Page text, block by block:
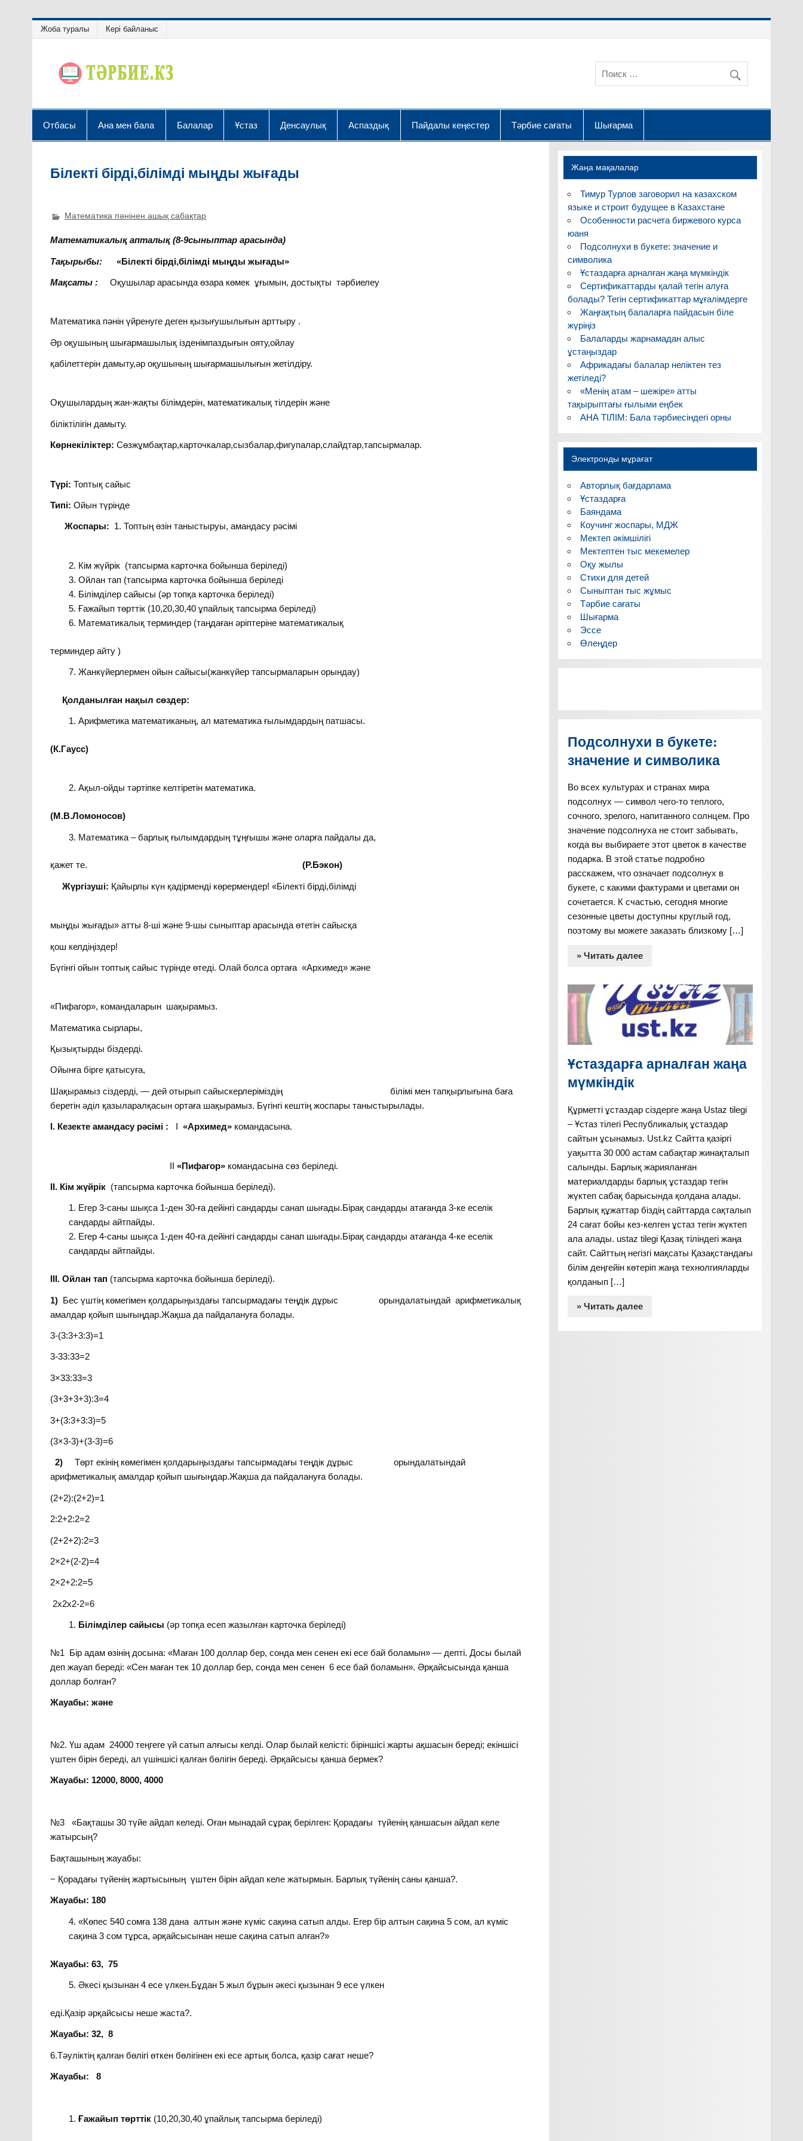
Жоба туралы Кері байланыс
Отбасы Ана мен бала Балалар Ұстаз Денсаулық Аспаздық Пайдалы кеңестер Тәрбие сағаты Шығарма
Білекті бірді,білімді мыңды жығады
Математика пәнінен ашық сабақтар
Математикалық апталық (8-9сыныптар арасында)
Тақырыбы: «Білекті бірді,білімді мыңды жығады»
Мақсаты : Оқушылар арасында өзара көмек ұғымын, достықты тәрбиелеу
Математика пәнін үйренуге деген қызығушылығын арттыру .
Әр оқушының шығармашылық ізденімпаздығын ояту,ойлау
қабілеттерін дамыту,әр оқушының шығармашылығын жетілдіру.
Оқушылардың жан-жақты білімдерін, математикалық тілдерін және
біліктілігін дамыту.
Көрнекіліктер:Сөзжұмбақтар,карточкалар,сызбалар,фигупалар,слайдтар,тапсырмалар.
Түрі: Топтық сайыс
Типі: Ойын түрінде
Жоспары: 1. Топтың өзін таныстыруы, амандасу рәсімі
Кім жүйрік (тапсырма карточка бойынша беріледі)
Ойлан тап (тапсырма карточка бойынша беріледі
Білімділер сайысы (әр топқа карточка беріледі)
Ғажайып төрттік (10,20,30,40 ұпайлық тапсырма беріледі)
Математикалық терминдер (таңдаған әріптеріне математикалық
терминдер айту )
Жанкүйерлермен ойын сайысы(жанкүйер тапсырмаларын орындау)
Қолданылған нақыл сөздер:
Арифметика математиканың, ал математика ғылымдардың патшасы.
(К.Гаусс)
Ақыл-ойды тәртіпке келтіретін математика.
(М.В.Ломоносов)
Математика – барлық ғылымдардың тұңғышы және оларға пайдалы да,
қажет те.(Р.Бэкон)
Жүргізуші: Қайырлы күн қадірменді көрермендер! «Білекті бірді,білімді
мыңды жығады» атты 8-ші және 9-шы сыныптар арасында өтетін сайысқа
қош келдіңіздер!
Бүгінгі ойын топтық сайыс түрінде өтеді. Олай болса ортаға «Архимед» және
«Пифагор», командаларын шақырамыз.
Математика сырлары,
Қызықтырды біздерді.
Ойынға бірге қатысуға,
Шақырамыз сіздерді, — дей отырып сайыскерлеріміздің білімі мен тапқырлығына баға
беретін әділ қазыларалқасын ортаға шақырамыз. Бүгінгі кештің жоспары таныстырылады.
І. Кезекте амандасу рәсімі : І«Архимед» командасына.
ІІ«Пифагор» командасына сөз беріледі.
ІІ. Кім жүйрік (тапсырма карточка бойынша беріледі).
Егер 3-саны шықса 1-ден 30-ға дейінгі сандарды санап шығады.Бірақ сандарды атағанда 3-ке еселік
сандарды айтпайды.
Егер 4-саны шықса 1-ден 40-ға дейінгі сандарды санап шығады.Бірақ сандарды атағанда 4-ке еселік
сандарды айтпайды.
ІІІ. Ойлан тап (тапсырма карточка бойынша беріледі).
1) Бес үштің көмегімен қолдарыңыздағы тапсырмадағы теңдік дұрыс орындалатындай арифметикалық
амалдар қойып шығыңдар.Жақша да пайдалануға болады.
3-(3:3+3:3)=1
3-33:33=2
3×33:33=3
(3+3+3+3):3=4
3+(3:3+3:3)=5
(3×3-3)+(3-3)=6
2)
Төрт екінің көмегімен қолдарыңыздағы тапсырмадағы теңдік дұрыс орындалатындай
арифметикалық амалдар қойып шығыңдар.Жақша да пайдалануға болады.
(2+2):(2+2)=1
2:2+2:2=2
(2+2+2):2=3
2×2+(2-2)=4
2×2+2:2=5
2x2x2-2=6
Білімділер сайысы (әр топқа есеп жазылған карточка беріледі)
№1 Бір адам өзінің досына: «Маған 100 доллар бер, сонда мен сенен екі есе бай боламын» — депті. Досы былай
деп жауап береді: «Сен маған тек 10 доллар бер, сонда мен сенен 6 есе бай боламын». Әрқайсысында қанша
доллар болған?
Жауабы: және
№2. Үш адам 24000 теңгеге үй сатып алғысы келді. Олар былай келісті: біріншісі жарты ақшасын береді; екіншісі
үштен бірін береді, ал үшіншісі қалған бөлігін береді. Әрқайсысы қанша бермек?
Жауабы: 12000, 8000, 4000
№3 «Бақташы 30 түйе айдап келеді. Оған мынадай сұрақ берілген: Қорадағы түйенің қаншасын айдап келе
жатырсың?
Бақташының жауабы:
− Қорадағы түйенің жартысының үштен бірін айдап келе жатырмын. Барлық түйенің саны қанша?.
Жауабы: 180
«Көпес 540 сомға 138 дана алтын және күміс сақина сатып алды. Егер бір алтын сақина 5 сом, ал күміс
сақина 3 сом тұрса, әрқайсысынан неше сақина сатып алған?»
Жауабы: 63, 75
Әкесі қызынан 4 есе үлкен.Бұдан 5 жыл бұрын әкесі қызынан 9 есе үлкен
еді.Қазір әрқайсысы неше жаста?.
Жауабы: 32, 8
6.Тәуліктің қалған бөлігі өткен бөлігінен екі есе артық болса, қазір сағат неше?
Жауабы: 8
Ғажайып төрттік(10,20,30,40 ұпайлық тапсырма беріледі)
Жаңа мақалалар
Тимур Турлов заговорил на казахском
языке и строит будущее в Казахстане
Особенности расчета биржевого курса
юаня
Подсолнухи в букете: значение и
символика
Ұстаздарға арналған жаңа мүмкіндік
Сертификаттарды қалай тегін алуға
болады? Тегін сертификаттар мұғалімдерге
Жаңғақтың балаларға пайдасын біле
жүріңіз
Балаларды жарнамадан алыс
ұстаңыздар
Африкадағы балалар неліктен тез
жетіледі?
«Менің атам – шежіре» атты
тақырыптағы ғылыми еңбек
АНА ТІЛІМ: Бала тәрбиесіндегі орны
Электронды мұрағат
Авторлық бағдарлама
Ұстаздарға
Баяндама
Коучинг жоспары, МДЖ
Мектеп әкімшілігі
Мектептен тыс мекемелер
Оқу жылы
Стихи для детей
Сыныптан тыс жұмыс
Тәрбие сағаты
Шығарма
Эссе
Өлеңдер
Подсолнухи в букете:
значение и символика
Во всех культурах и странах мира
подсолнух — символ чего-то теплого,
сочного, зрелого, напитанного солнцем. Про
значение подсолнуха не стоит забывать,
когда вы выбираете этот цветок в качестве
подарка. В этой статье подробно
расскажем, что означает подсолнух в
букете, с какими фактурами и цветами он
сочетается. К счастью, сегодня многие
сезонные цветы доступны круглый год,
поэтому вы можете заказать близкому […]
» Читать далее
Ұстаздарға арналған жаңа
мүмкіндік
Құрметті ұстаздар сіздерге жаңа Ustaz tilegi
– Ұстаз тілегі Республикалық ұстаздар
сайтын ұсынамыз. Ust.kz Сайтта қазіргі
уақытта 30 000 астам сабақтар жинақталып
салынды. Барлық жарияланған
материалдарды барлық ұстаздар тегін
жүктеп сабақ барысында қолдана алады.
Барлық құжаттар біздің сайттарда сақталып
24 сағат бойы кез-келген ұстаз тегін жүктеп
ала алады. ustaz tilegi Қазақ тіліндегі жаңа
сайт. Сайттың негізгі мақсаты Қазақстандағы
білім деңгейін көтеріп жаңа технолгияларды
қолданып […]
» Читать далее